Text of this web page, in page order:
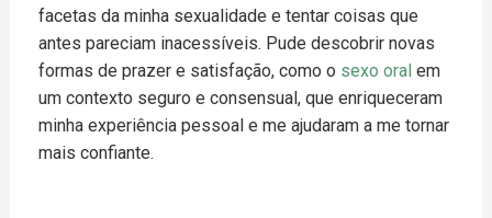
facetas da minha sexualidade e tentar coisas que
antes pareciam inacessíveis. Pude descobrir novas
formas de prazer e satisfação, como o sexo oralem
um contexto seguro e consensual, que enriqueceram
minha experiência pessoal e me ajudaram a me tornar
mais confiante.